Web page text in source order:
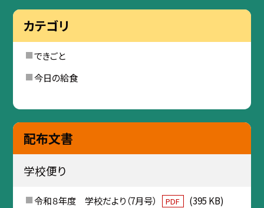
カテゴリ
できごと
今日の給食
配布文書
学校便り
令和８年度 学校だより（7月号） PDF
(395 KB)